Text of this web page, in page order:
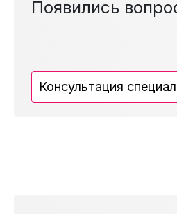
Появились
Консультация